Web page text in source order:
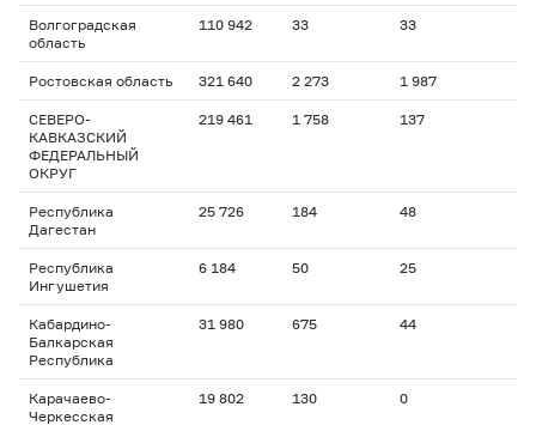
Волгоградская
область
110 942 33 33
Ростовская область 321 640 2 273 1 987
СЕВЕРО-
КАВКАЗСКИЙ
ФЕДЕРАЛЬНЫЙ
ОКРУГ
219 461 1 758 137
Республика
Дагестан
25 726 184 48
Республика
Ингушетия
6 184 50 25
Кабардино-
Балкарская
Республика
31 980 675 44
Карачаево-
Черкесская
19 802 130 0